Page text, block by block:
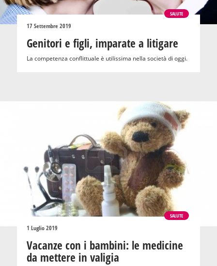
SALUTE
17 Settembre 2019
Genitori e figli, imparate a litigare
La competenza conflittuale è utilissima nella società di oggi.
SALUTE
1 Luglio 2019
Vacanze con i bambini: le medicine
da mettere in valigia